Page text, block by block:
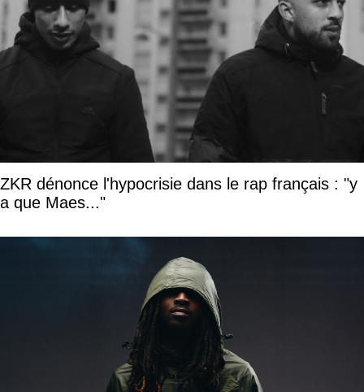
ZKR dénonce l'hypocrisie dans le rap français : "y
a que Maes..."